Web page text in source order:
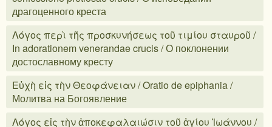
драгоценного креста
Λόγος περὶ τῆς προσκυνήσεως τοῦ τιμίου σταυροῦ /
In adorationem venerandae crucis / О поклонении
достославному кресту
Εὐχὴ εἰς τὴν Θεοφάνειαν / Oratio de epiphania /
Молитва на Богоявление
Λόγος εἰς τὴν ἀποκεφαλαιώσιν τοῦ ἁγίου Ἰωάννου /